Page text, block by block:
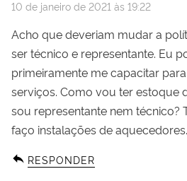
10 de janeiro de 2021 às 19:22
Acho que deveriam mudar a
ser técnico e representante. Eu
primeiramente me capacitar
serviços. Como vou ter estoque
sou representante nem técnico?
faço instalações de aquecedores.
RESPONDER